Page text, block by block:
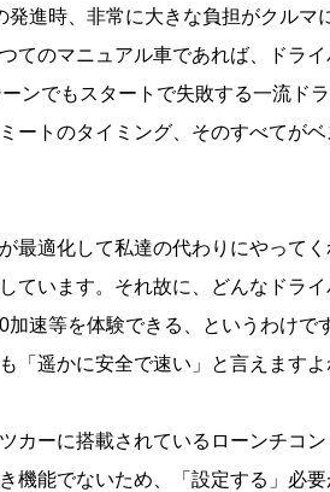
発進時、非常に大きな負担がクル
てのマニュアル車であれば、ドラ
ンでもスタートで失敗する一流ド
ートのタイミング、そのすべてが
最適化して私達の代わりにやって
ています。それ故に、どんなドラ
加速等を体験できる、というわけ
「遥かに安全で速い」と言えますよ
カーに搭載されているローンチコ
機能でないため、「設定する」必